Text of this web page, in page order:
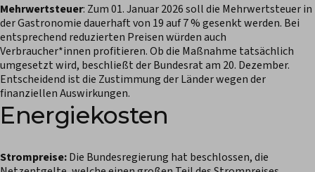
Mehrwertsteuer: Zum 01. Januar 2026 soll die Mehrwertsteuer in
der Gastronomie dauerhaft von 19 auf 7 % gesenkt werden. Bei
entsprechend reduzierten Preisen würden auch
Verbraucher*innen profitieren. Ob die Maßnahme tatsächlich
umgesetzt wird, beschließt der Bundesrat am 20. Dezember.
Entscheidend ist die Zustimmung der Länder wegen der
finanziellen Auswirkungen.
Energiekosten
Strompreise:Die Bundesregierung hat beschlossen, die